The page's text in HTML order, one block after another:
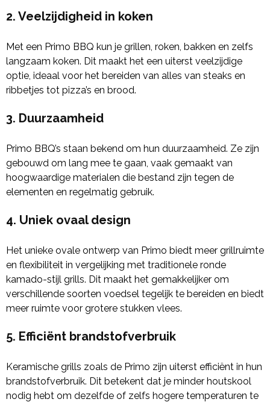
2. Veelzijdigheid in koken
Met een Primo BBQ kun je grillen, roken, bakken en zelfs
langzaam koken. Dit maakt het een uiterst veelzijdige
optie, ideaal voor het bereiden van alles van steaks en
ribbetjes tot pizza’s en brood.
3. Duurzaamheid
Primo BBQ’s staan bekend om hun duurzaamheid. Ze zijn
gebouwd om lang mee te gaan, vaak gemaakt van
hoogwaardige materialen die bestand zijn tegen de
elementen en regelmatig gebruik.
4. Uniek ovaal design
Het unieke ovale ontwerp van Primo biedt meer grillruimte
en flexibiliteit in vergelijking met traditionele ronde
kamado-stijl grills. Dit maakt het gemakkelijker om
verschillende soorten voedsel tegelijk te bereiden en biedt
meer ruimte voor grotere stukken vlees.
5. Efficiënt brandstofverbruik
Keramische grills zoals de Primo zijn uiterst efficiënt in hun
brandstofverbruik. Dit betekent dat je minder houtskool
nodig hebt om dezelfde of zelfs hogere temperaturen te